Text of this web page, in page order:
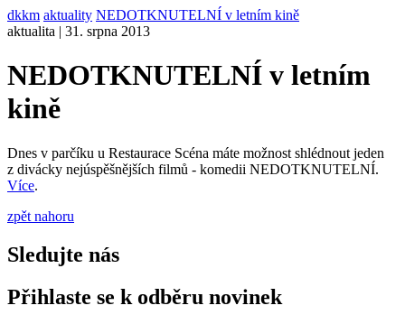
dkkm aktuality NEDOTKNUTELNÍ v letním kině
aktualita | 31. srpna 2013
NEDOTKNUTELNÍ v letním
kině
Dnes v parčíku u Restaurace Scéna máte možnost shlédnout jeden
z divácky nejúspěšnějších filmů - komedii NEDOTKNUTELNÍ.
Více.
zpět nahoru
Sledujte nás
Přihlaste se k odběru novinek